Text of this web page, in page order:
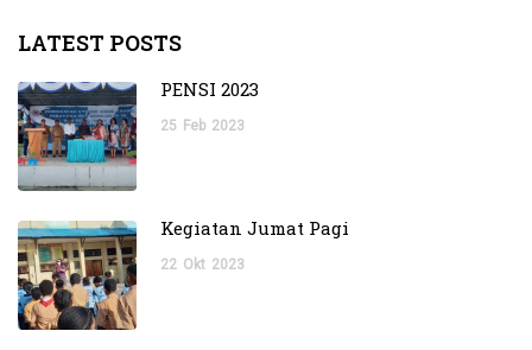
LATEST POSTS
PENSI 2023
25 Feb 2023
Kegiatan Jumat Pagi
22 Okt 2023